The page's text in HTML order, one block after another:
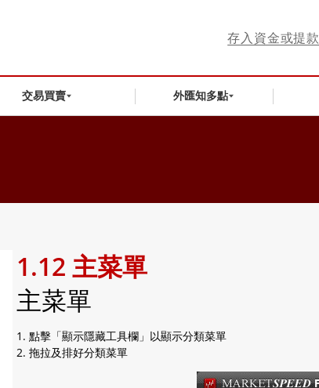
存入資金或提款
交易買賣 外匯知多點
1.12 主菜單
主菜單
1. 點擊「顯示隱藏工具欄」以顯示分類菜單
2. 拖拉及排好分類菜單